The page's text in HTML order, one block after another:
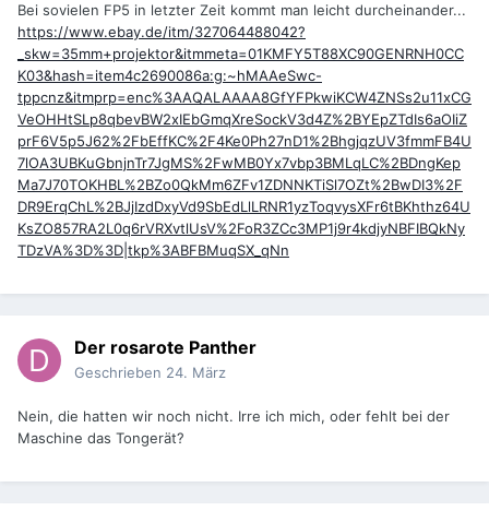
Bei sovielen FP5 in letzter Zeit kommt man leicht durcheinander...
https://www.ebay.de/itm/327064488042?
_skw=35mm+projektor&itmmeta=01KMFY5T88XC90GENRNH0CC
K03&hash=item4c2690086a:g:~hMAAeSwc-
tppcnz&itmprp=enc%3AAQALAAAA8GfYFPkwiKCW4ZNSs2u11xCG
VeOHHtSLp8qbevBW2xIEbGmqXreSockV3d4Z%2BYEpZTdIs6aOIiZ
prF6V5p5J62%2FbEffKC%2F4Ke0Ph27nD1%2BhgjqzUV3fmmFB4U
7lOA3UBKuGbnjnTr7JgMS%2FwMB0Yx7vbp3BMLqLC%2BDngKep
Ma7J70TOKHBL%2BZo0QkMm6ZFv1ZDNNKTiSl7OZt%2BwDI3%2F
DR9ErqChL%2BJjIzdDxyVd9SbEdLlLRNR1yzToqvysXFr6tBKhthz64U
KsZO857RA2L0q6rVRXvtlUsV%2FoR3ZCc3MP1j9r4kdjyNBFIBQkNy
TDzVA%3D%3D|tkp%3ABFBMuqSX_qNn
Der rosarote Panther
Geschrieben 24. März
Nein, die hatten wir noch nicht. Irre ich mich, oder fehlt bei der
Maschine das Tongerät?